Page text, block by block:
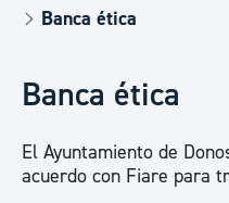
Banca ética
Banca ética
El Ayuntamiento de
acuerdo con Fiare para